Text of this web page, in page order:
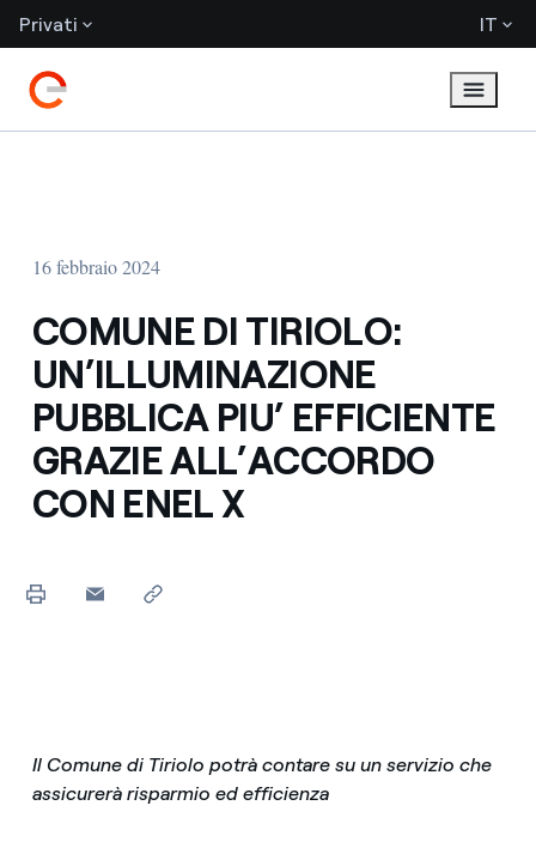
Privati IT
16 febbraio 2024
COMUNE DI TIRIOLO:
UN’ILLUMINAZIONE
PUBBLICA PIU’ EFFICIENTE
GRAZIE ALL’ACCORDO
CON ENEL X
Il Comune di Tiriolo potrà contare su un servizio che
assicurerà risparmio ed efficienza